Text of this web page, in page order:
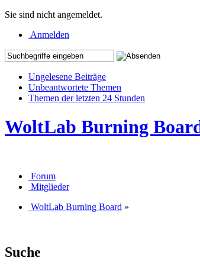
Sie sind nicht angemeldet.
Anmelden
Ungelesene Beiträge
Unbeantwortete Themen
Themen der letzten 24 Stunden
WoltLab Burning
Forum
Mitglieder
WoltLab Burning Board »
Suche